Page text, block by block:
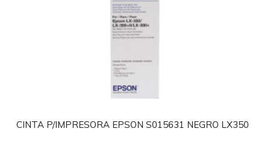
CINTA P/IMPRESORA EPSON S015631 NEGRO LX350